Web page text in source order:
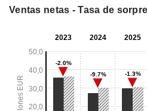
Ventas netas - Tasa de